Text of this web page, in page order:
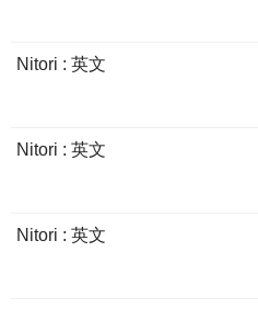
Nitori : 英文
Nitori : 英文
Nitori : 英文